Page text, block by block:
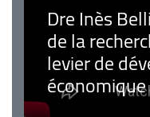
Dre Inès
de la
levier de